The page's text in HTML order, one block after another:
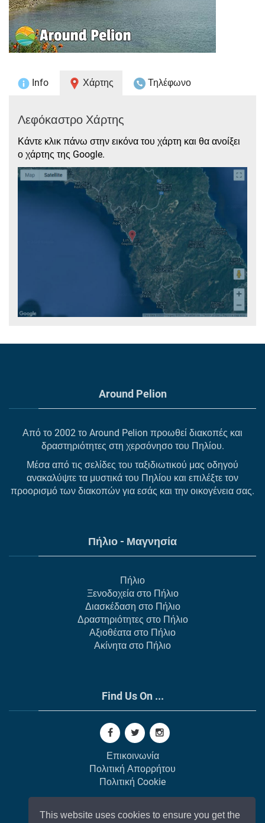
This website uses cookies to ensure you get the
Info Χάρτης Τηλέφωνο
Λεφόκαστρο Χάρτης
Κάντε κλικ πάνω στην εικόνα του χάρτη και θα ανοίξει
ο χάρτης της Google.
Around Pelion
Από το 2002 το Around Pelion προωθεί διακοπές και
δραστηριότητες στη χερσόνησο του Πηλίου.
Μέσα από τις σελίδες του ταξιδιωτικού μας οδηγού
ανακαλύψτε τα μυστικά του Πηλίου και επιλέξτε τον
προορισμό των διακοπών για εσάς και την οικογένεια σας.
Πήλιο - Μαγνησία
Πήλιο
Ξενοδοχεία στο Πήλιο
Διασκέδαση στο Πήλιο
Δραστηριότητες στο Πήλιο
Αξιοθέατα στο Πήλιο
Ακίνητα στο Πήλιο
Find Us On ...
Επικοινωνία
Πολιτική Απορρήτου
Πολιτική Cookie